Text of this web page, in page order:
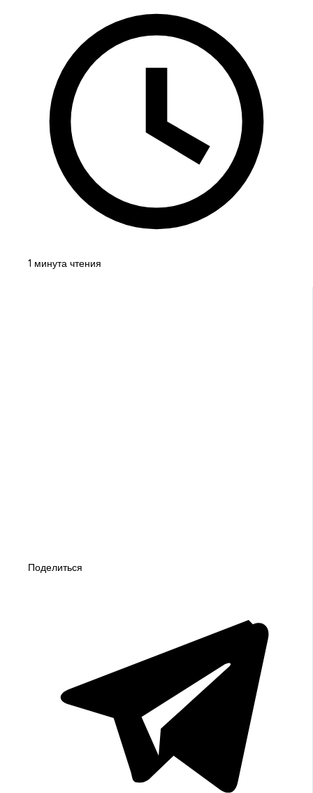
1 минута чтения
Поделиться